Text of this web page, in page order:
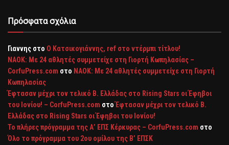
Πρόσφατα σχόλια
Γιαννης στο Ο Κατσικογιάννης, ref στο ντέρμπι τίτλου!
ΝΑΟΚ: Με 24 αθλητές συμμετείχε στη Γιορτή Κωπηλασίας –
CorfuPress.com στο ΝΑΟΚ: Με 24 αθλητές συμμετείχε στη Γιορτή
Κωπηλασίας
Έφτασαν μέχρι τον τελικό Β. Ελλάδας στο Rising Stars οι Έφηβοι
του Ιονίου! – CorfuPress.com στοΈφτασαν μέχρι τον τελικό Β.
Ελλάδας στο Rising Stars οι Έφηβοι του Ιονίου!
Το πλήρες πρόγραμμα της Α’ ΕΠΣ Κέρκυρας – CorfuPress.com στο
Όλο το πρόγραμμα του 2ου ομίλου της Β’ ΕΠΣΚ